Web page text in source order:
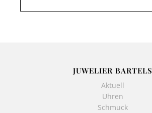
JUWELIER BARTELS
Aktuell
Uhren
Schmuck